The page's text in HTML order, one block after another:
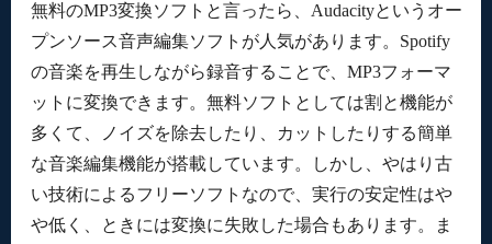
無料のMP3変換ソフトと言ったら、Audacityというオー
プンソース音声編集ソフトが人気があります。Spotify
の音楽を再生しながら録音することで、MP3フォーマ
ットに変換できます。無料ソフトとしては割と機能が
多くて、ノイズを除去したり、カットしたりする簡単
な音楽編集機能が搭載しています。しかし、やはり古
い技術によるフリーソフトなので、実行の安定性はや
や低く、ときには変換に失敗した場合もあります。ま